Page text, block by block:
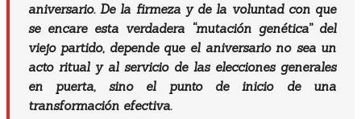
aniversario. De la firmeza y de la voluntad con que
se encare esta verdadera “mutación genética” del
viejo partido, depende que el aniversario no sea un
acto ritual y al servicio de las elecciones generales
en puerta, sino el punto de inicio de una
transformación efectiva.